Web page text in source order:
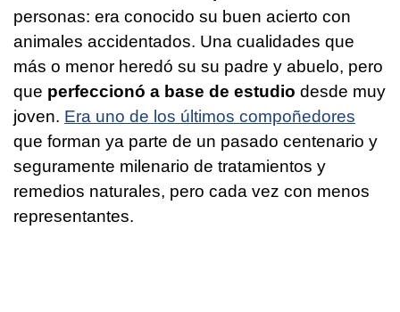
personas: era conocido su buen acierto con
animales accidentados. Una cualidades que
más o menor heredó su su padre y abuelo, pero
que perfeccionó a base de estudio desde muy
joven. Era uno de los últimos compoñedores
que forman ya parte de un pasado centenario y
seguramente milenario de tratamientos y
remedios naturales, pero cada vez con menos
representantes.